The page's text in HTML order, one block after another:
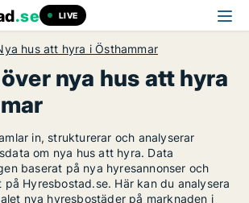
.se LIVE
hus att hyra i Östhammar
nya hus att hyra
in, strukturerar och analyserar
om nya hus att hyra. Data
baserat på nya hyresannonser och
Hyresbostad.se. Här kan du analysera
nya hyresbostäder på marknaden i